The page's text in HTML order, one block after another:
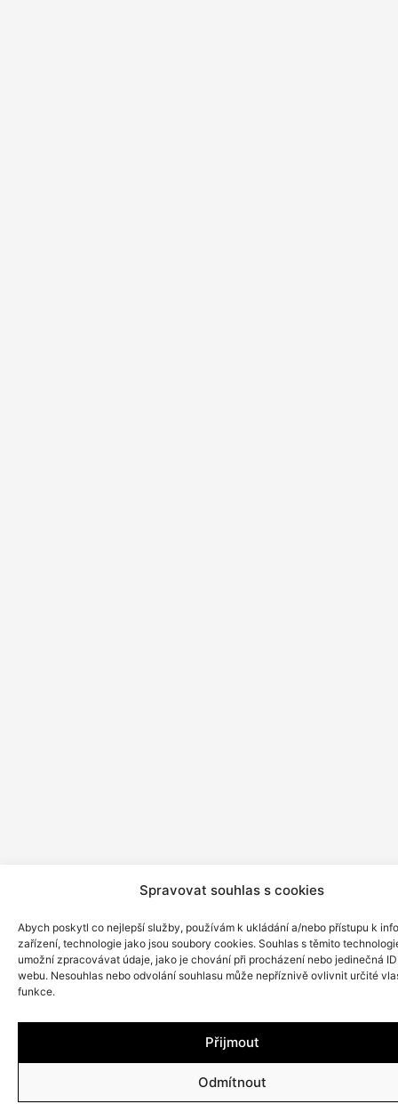
Spravovat souhlas s cookies
Abych poskytl co nejlepší služby, používám k ukládání a/nebo přístupu k
zařízení, technologie jako jsou soubory cookies. Souhlas s těmito
umožní zpracovávat údaje, jako je chování při procházení nebo jedinečná
webu. Nesouhlas nebo odvolání souhlasu může nepříznivě ovlivnit určité
funkce.
Přijmout
Odmítnout